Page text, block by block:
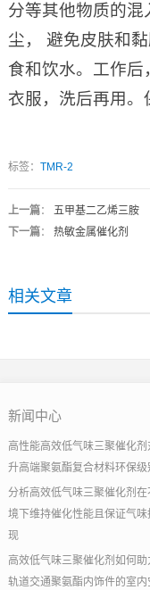
分等其他物质的
尘， 避免皮肤和
食和饮水。工作
衣服，洗后再用。
标签： TMR-2
上一篇： 五甲基二乙烯三胺
下一篇： 热敏金属催化剂
相关文章
新闻中心
高性能高效低气味三聚催化剂
升高端聚氨酯复合材料环保级
分析高效低气味三聚催化剂在
境下维持催化性能且保证气味
现
高效低气味三聚催化剂如何助
轨道交通聚氨酯内饰件的室内